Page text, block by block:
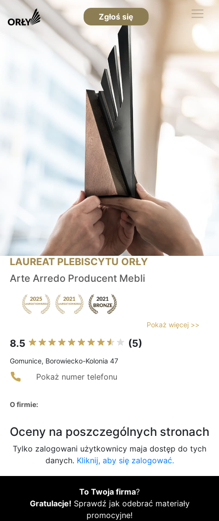
Zgłoś się
LAUREAT PLEBISCYTU ORŁY
Arte Arredo Producent Mebli
Pokaż więcej >>
8.5 (5)
Gomunice, Borowiecko-Kolonia 47
Pokaż numer telefonu
O firmie:
Oceny na poszczególnych stronach
Tylko zalogowani użytkownicy maja dostęp do tych
danych. Kliknij, aby się zalogować.
To Twoja firma?
Gratulacje! Sprawdź jak odebrać materiały
promocyjne!